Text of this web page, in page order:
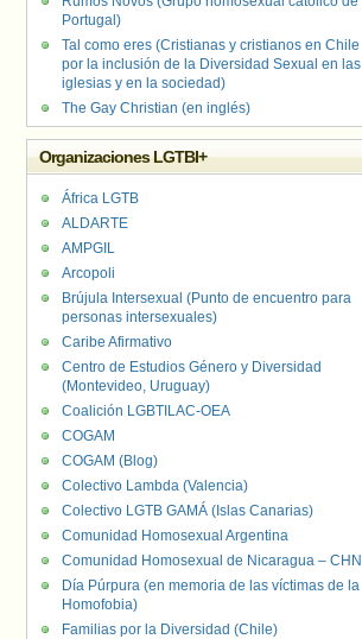
Portugal)
Tal como eres (Cristianas y cristianos en Chile
por la inclusión de la Diversidad Sexual en las
iglesias y en la sociedad)
The Gay Christian (en inglés)
Organizaciones LGTBI+
África LGTB
ALDARTE
AMPGIL
Arcopoli
Brújula Intersexual (Punto de encuentro para
personas intersexuales)
Caribe Afirmativo
Centro de Estudios Género y Diversidad
(Montevideo, Uruguay)
Coalición LGBTILAC-OEA
COGAM
COGAM (Blog)
Colectivo Lambda (Valencia)
Colectivo LGTB GAMÁ (Islas Canarias)
Comunidad Homosexual Argentina
Comunidad Homosexual de Nicaragua – CHN
Día Púrpura (en memoria de las víctimas de la
Homofobia)
Familias por la Diversidad (Chile)